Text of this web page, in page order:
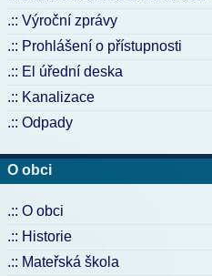
.:: Výroční zprávy
.:: Prohlášení o přístupnosti
.:: El úřední deska
.:: Kanalizace
.:: Odpady
O obci
.:: O obci
.:: Historie
.:: Mateřská škola